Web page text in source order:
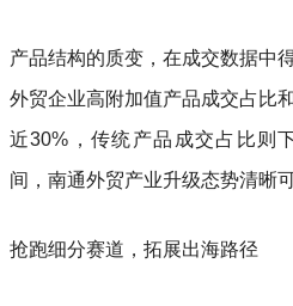
产品结构的质变，在成交数据中
外贸企业高附加值产品成交占比
近30%，传统产品成交占比则
间，南通外贸产业升级态势清晰可
抢跑细分赛道，拓展出海路径